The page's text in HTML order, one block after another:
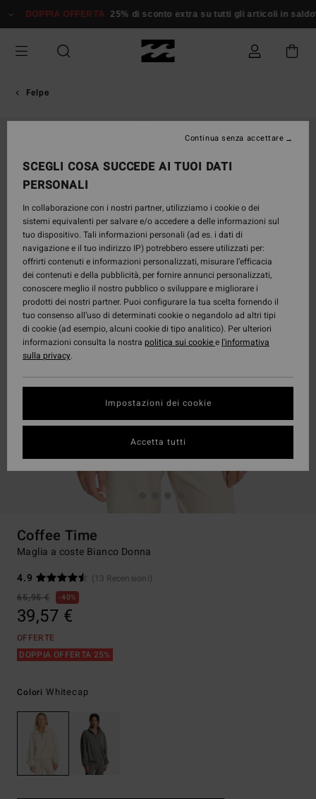
alle
prodotto
DOPPIA OFFERTA 25% di sconto extra su tutti gli articoli in
Felpe
Coffee Time
Maglia a coste Bianco Donna
4.9
(13 Recensioni)
65,95 €
40%
39,57 €
OFFERTE
DOPPIA OFFERTA 25%
Colori Whitecap
SCEGLI COSA SUCCEDE AI TUOI DATI
PERSONALI
In collaborazione con i nostri partner, utilizziamo i cookie o dei
sistemi equivalenti per salvare e/o accedere a delle informazioni sul
tuo dispositivo. Tali informazioni personali (ad es. i dati di
navigazione e il tuo indirizzo IP) potrebbero essere utilizzati per:
offrirti contenuti e informazioni personalizzati, misurare l’efficacia
dei contenuti e della pubblicità, per fornire annunci personalizzati,
conoscere meglio il nostro pubblico o sviluppare e migliorare i
prodotti dei nostri partner. Puoi configurare la tua scelta fornendo il
tuo consenso all’uso di determinati cookie o negandolo ad altri tipi
di cookie (ad esempio, alcuni cookie di tipo analitico). Per ulteriori
informazioni consulta la nostra politica sui cookiee l'informativa
sulla privacy.
Impostazioni dei cookie
Continua senza accettare
Accetta tutti